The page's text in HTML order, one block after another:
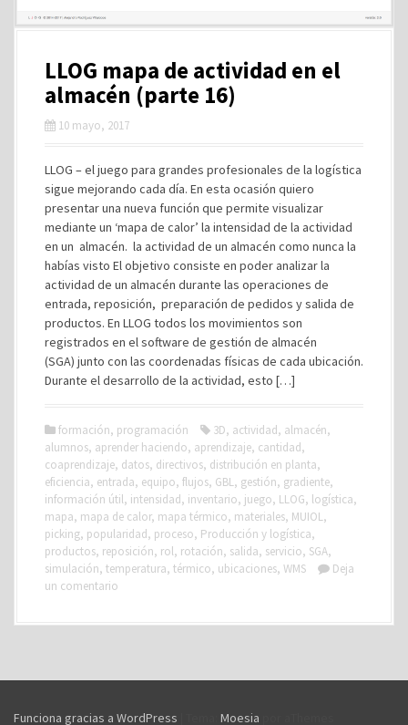
LLOG mapa de actividad en el
almacén (parte 16)
10 mayo, 2017
LLOG – el juego para grandes profesionales de la logística
sigue mejorando cada día. En esta ocasión quiero
presentar una nueva función que permite visualizar
mediante un ‘mapa de calor’ la intensidad de la actividad
en un almacén. la actividad de un almacén como nunca la
habías visto El objetivo consiste en poder analizar la
actividad de un almacén durante las operaciones de
entrada, reposición, preparación de pedidos y salida de
productos. En LLOG todos los movimientos son
registrados en el software de gestión de almacén
(SGA) junto con las coordenadas físicas de cada ubicación.
Durante el desarrollo de la actividad, esto […]
formación, programación 3D, actividad, almacén,
alumnos, aprender haciendo, aprendizaje, cantidad,
coaprendizaje, datos, directivos, distribución en planta,
eficiencia, entrada, equipo, flujos, GBL, gestión, gradiente,
información útil, intensidad, inventario, juego, LLOG, logística,
mapa, mapa de calor, mapa térmico, materiales, MUIOL,
picking, popularidad, proceso, Producción y logística,
productos, reposición, rol, rotación, salida, servicio, SGA,
simulación, temperatura, térmico, ubicaciones, WMS
Deja
un comentario
Funciona gracias a WordPress Moesia